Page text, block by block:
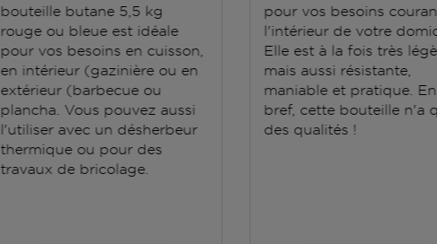
bouteille butane 5,5 kg
rouge ou bleue est idéale
pour vos besoins en cuisson,
en intérieur (gazinière ou en
extérieur (barbecue ou
plancha. Vous pouvez aussi
l'utiliser avec un désherbeur
thermique ou pour des
travaux de bricolage.
pour vos besoins
l'intérieur de votre
Elle est à la fois très
mais aussi résistante,
maniable et pratique. En
bref, cette bouteille n'a
des qualités !